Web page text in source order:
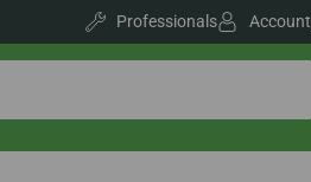
Professionals Account